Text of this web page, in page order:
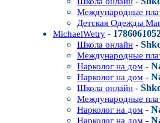
Международные
Детская Одежды
MichaelWetry -
Школа онлайн -
Международные
Нарколог на дом -
Нарколог на дом -
Школа онлайн -
Международные
Нарколог на дом -
Нарколог на дом -